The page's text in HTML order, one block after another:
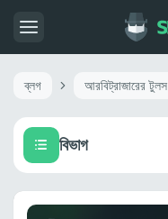
ব্লগ আরবিট্রাজারের টুলস
বিভাগ